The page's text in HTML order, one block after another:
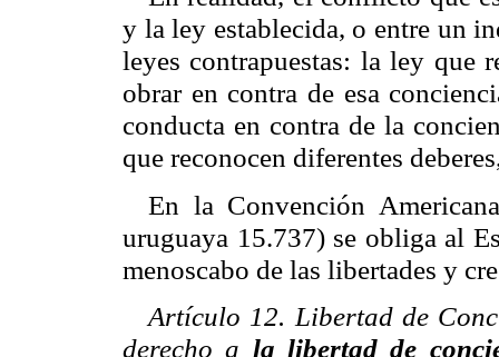
y la ley establecida, o entre un
leyes contrapuestas: la ley que
obrar en contra de esa
conducta en contra de la
que reconocen diferentes
En la Convención
uruguaya 15.737) se obliga al
menoscabo de las libertades y
Artículo 12. Libertad de
derecho a la libertad de